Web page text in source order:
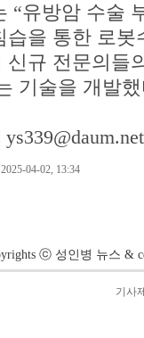
“유방암 수술
습을 통한 로
신규 전문의들
기술을 개발
04-02, 13:34
ⓒ 성인병 뉴스 &
기사